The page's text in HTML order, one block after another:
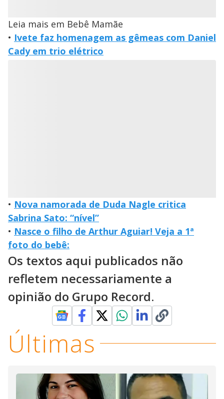
Leia mais em Bebê Mamãe
• Ivete faz homenagem as gêmeas com Daniel
Cady em trio elétrico
• Nova namorada de Duda Nagle critica
Sabrina Sato: “nível”
• Nasce o filho de Arthur Aguiar! Veja a 1ª
foto do bebê:
Os textos aqui publicados não
refletem necessariamente a
opinião do Grupo Record.
Últimas